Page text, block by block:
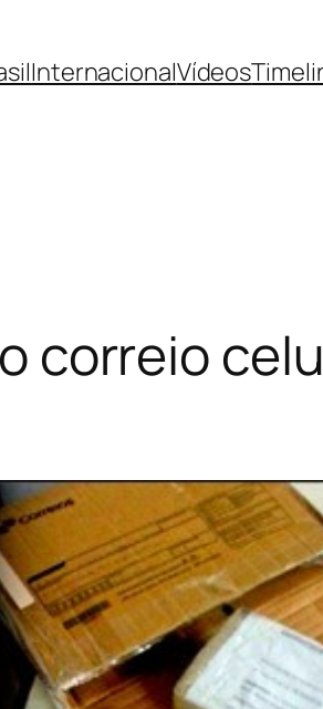
InternacionalVídeos
correio